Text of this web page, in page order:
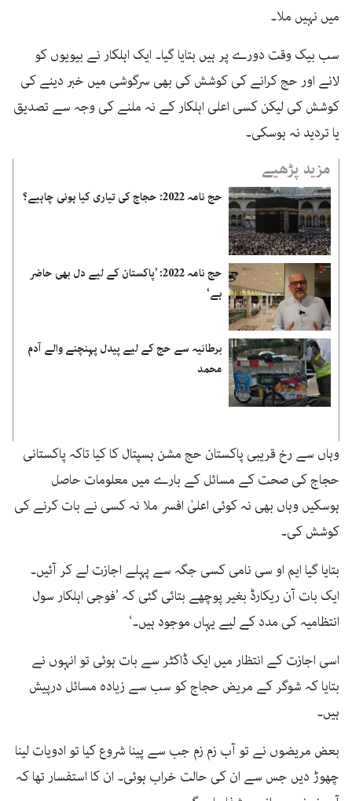
میں نہیں ملا۔
سب بیک وقت دورے پر ہیں بتایا گیا۔ ایک اہلکار نے بیویوں کو
لانے اور حج کرانے کی کوشش کی بھی سرگوشی میں خبر دینے کی
کوشش کی لیکن کسی اعلی اہلکار کے نہ ملنے کی وجہ سے تصدیق
یا تردید نہ ہوسکی۔
مزید پڑھیے
حج نامہ 2022: حجاج کی تیاری کیا ہونی چاہیے؟
حج نامہ 2022: ’پاکستان کے لیے دل بھی حاضر
ہے‘
برطانیہ سے حج کے لیے پیدل پہنچنے والے آدم
محمد
وہاں سے رخ قریبی پاکستان حج مشن ہسپتال کا کیا تاکہ پاکستانی
حجاج کی صحت کے مسائل کے بارے میں معلومات حاصل
ہوسکیں وہاں بھی نہ کوئی اعلیٰ افسر ملا نہ کسی نے بات کرنے کی
کوشش کی۔
بتایا گیا ایم او سی نامی کسی جگہ سے پہلے اجازت لے کر آئیں۔
ایک بات آن ریکارڈ بغیر پوچھے بتائی گئی کہ ’فوجی اہلکار سول
انتظامیہ کی مدد کے لیے یہاں موجود ہیں۔‘
اسی اجازت کے انتظار میں ایک ڈاکٹر سے بات ہوئی تو انہوں نے
بتایا کہ شوگر کے مریض حجاج کو سب سے زیادہ مسائل درپیش
ہیں۔
بعض مریضوں نے تو آب زم زم جب سے پینا شروع کیا تو ادویات لینا
چھوڑ دیں جس سے ان کی حالت خراب ہوئی۔ ان کا استفسار تھا کہ